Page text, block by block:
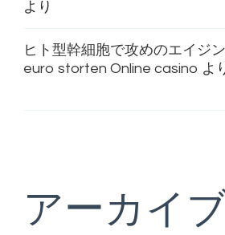
より
ヒト型幹細胞で攻めのエイジン
euro storten Online casino よ
アーカイ